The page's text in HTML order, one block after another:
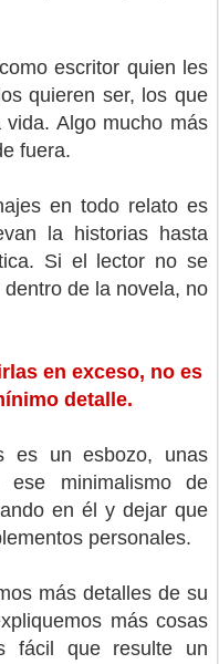
escritor quien les
quieren ser, los que
Algo mucho más
fuera.
en todo relato es
la historias hasta
Si el lector no se
de la novela, no
en exceso, no es
detalle.
es un esbozo, unas
ese minimalismo de
en él y dejar que
personales.
más detalles de su
más cosas
fácil que resulte un